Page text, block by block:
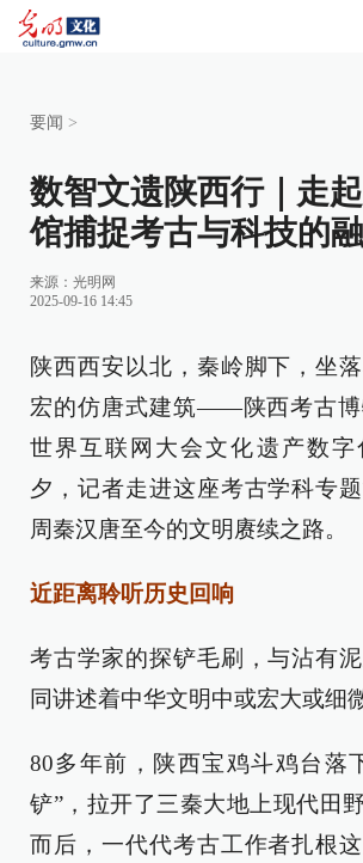
要闻 >
数智文遗陕西行｜走
馆捕捉考古与科技的
来源： 光明网
2025-09-16 14:45
陕西西安以北，秦岭脚下，坐
宏的仿唐式建筑——陕西考古博
世界互联网大会文化遗产数字
夕，记者走进这座考古学科专
周秦汉唐至今的文明赓续之路。
近距离聆听历史回响
考古学家的探铲毛刷，与沾有
同讲述着中华文明中或宏大或细
80多年前，陕西宝鸡斗鸡台落
铲”，拉开了三秦大地上现代田
而后，一代代考古工作者扎根